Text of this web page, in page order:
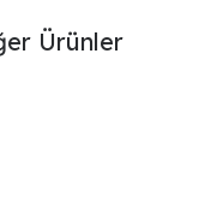
Ürünler